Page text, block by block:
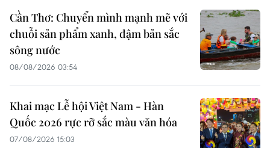
Cần Thơ: Chuyển mình mạnh mẽ với
chuỗi sản phẩm xanh, đậm bản sắc
sông nước
08/08/2026 03:54
Khai mạc Lễ hội Việt Nam - Hàn
Quốc 2026 rực rỡ sắc màu văn hóa
07/08/2026 15:03